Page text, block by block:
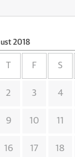
2018
F S
2 3 4
9 10 11
16 17 18